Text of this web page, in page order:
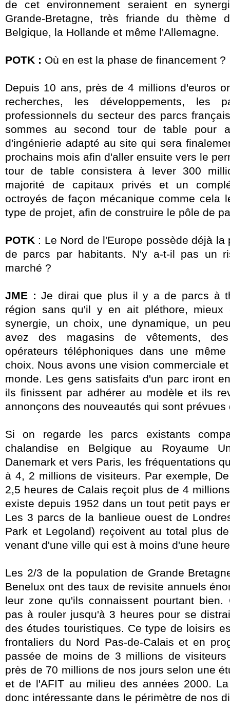
de cet environnement seraient en
Grande-Bretagne, très friande du thème
Belgique, la Hollande et même l'Allemagne.
POTK : Où en est la phase de financement ?
Depuis 10 ans, près de 4 millions d'euros
recherches, les développements, les
professionnels du secteur des parcs
sommes au second tour de table pour
d'ingénierie adapté au site qui sera
prochains mois afin d'aller ensuite vers le
tour de table consistera à lever 300
majorité de capitaux privés et un
octroyés de façon mécanique comme cela
type de projet, afin de construire le pôle de
POTK : Le Nord de l'Europe possède déjà la
de parcs par habitants. N'y a-t-il pas un
marché ?
JME : Je dirai que plus il y a de parcs à
région sans qu'il y en ait pléthore,
synergie, un choix, une dynamique, un
avez des magasins de vêtements,
opérateurs téléphoniques dans une
choix. Nous avons une vision commerciale
monde. Les gens satisfaits d'un parc iront
ils finissent par adhérer au modèle et ils
annonçons des nouveautés qui sont
Si on regarde les parcs existants
chalandise en Belgique au Royaume
Danemark et vers Paris, les fréquentations
à 4, 2 millions de visiteurs. Par exemple,
2,5 heures de Calais reçoit plus de 4
existe depuis 1952 dans un tout petit pays
Les 3 parcs de la banlieue ouest de
Park et Legoland) reçoivent au total plus
venant d'une ville qui est à moins d'une
Les 2/3 de la population de Grande
Benelux ont des taux de revisite annuels
leur zone qu'ils connaissent pourtant bien.
pas à rouler jusqu'à 3 heures pour se
des études touristiques. Ce type de loisirs
frontaliers du Nord Pas-de-Calais et en
passée de moins de 3 millions de
près de 70 millions de nos jours selon une
et de l'AFIT au milieu des années 2000.
donc intéressante dans le périmètre de nos